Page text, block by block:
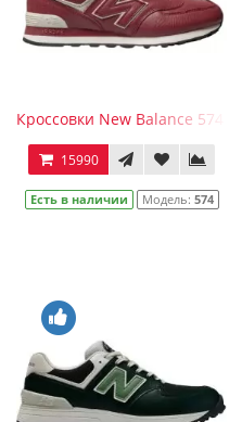
Кроссовки New Balance 574
15990
Есть в наличии Модель: 574